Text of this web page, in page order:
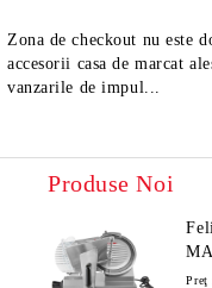
Zona de checkout nu este
accesorii casa de marcat
vanzarile de impul...
Produse Noi
Preţ